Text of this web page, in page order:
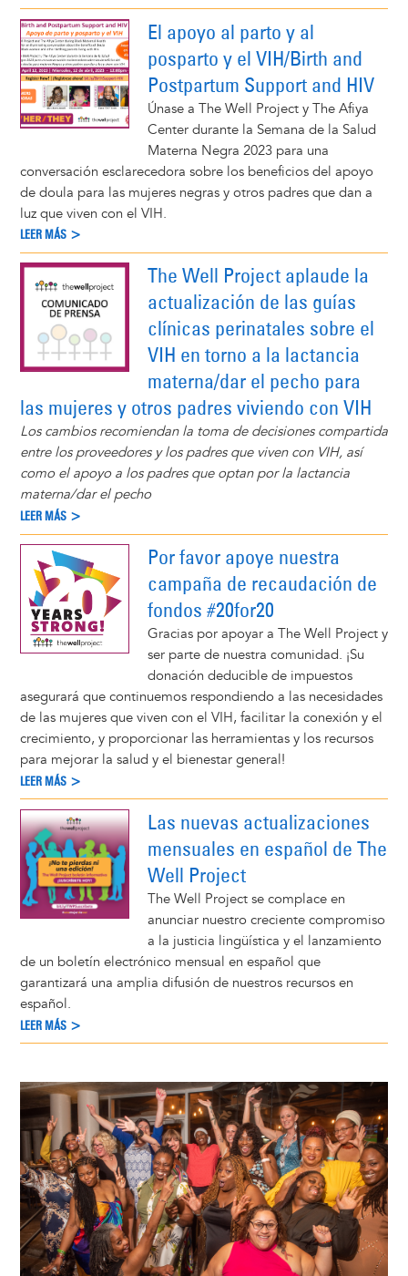
El apoyo al parto y al
posparto y el VIH/Birth and
Postpartum Support and HIV
Únase a The Well Project y The Afiya
Center durante la Semana de la Salud
Materna Negra 2023 para una
conversación esclarecedora sobre los beneficios del apoyo
de doula para las mujeres negras y otros padres que dan a
luz que viven con el VIH.
LEER MÁS >
The Well Project aplaude la
actualización de las guías
clínicas perinatales sobre el
VIH en torno a la lactancia
materna/dar el pecho para
las mujeres y otros padres viviendo con VIH
Los cambios recomiendan la toma de decisiones compartida
entre los proveedores y los padres que viven con VIH, así
como el apoyo a los padres que optan por la lactancia
materna/dar el pecho
LEER MÁS >
Por favor apoye nuestra
campaña de recaudación de
fondos #20for20
Gracias por apoyar a The Well Project y
ser parte de nuestra comunidad. ¡Su
donación deducible de impuestos
asegurará que continuemos respondiendo a las necesidades
de las mujeres que viven con el VIH, facilitar la conexión y el
crecimiento, y proporcionar las herramientas y los recursos
para mejorar la salud y el bienestar general!
LEER MÁS >
Las nuevas actualizaciones
mensuales en español de The
Well Project
The Well Project se complace en
anunciar nuestro creciente compromiso
a la justicia lingüística y el lanzamiento
de un boletín electrónico mensual en español que
garantizará una amplia difusión de nuestros recursos en
español.
LEER MÁS >
Image